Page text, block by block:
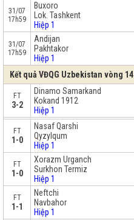
31/07
17h59
Buxoro
Lok. Tashkent
Hiệp 1
31/07
17h59
Andijan
Pakhtakor
Hiệp 1
Kết quả VĐQG Uzbekistan vòng 14
FT
3-2
Dinamo Samarkand
Kokand 1912
Hiệp 1
FT
1-0
Nasaf Qarshi
Qyzylqum
Hiệp 1
FT
1-0
Xorazm Urganch
Surkhon Termiz
Hiệp 1
FT
1-1
Neftchi
Navbahor
Hiệp 1